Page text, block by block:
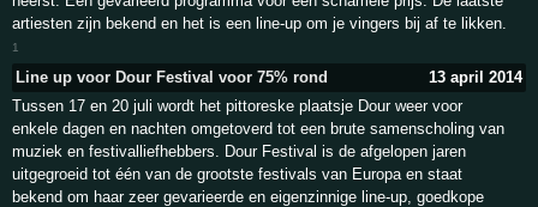
artiesten zijn bekend en het is een line-up om je vingers bij af te likken.
1
Line up voor Dour Festival voor 75% rond
13 april 2014
Tussen 17 en 20 juli wordt het pittoreske plaatsje Dour weer voor
enkele dagen en nachten omgetoverd tot een brute samenscholing van
muziek en festivalliefhebbers. Dour Festival is de afgelopen jaren
uitgegroeid tot één van de grootste festivals van Europa en staat
bekend om haar zeer gevarieerde en eigenzinnige line-up, goedkope